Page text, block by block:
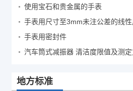
使用宝石和贵金属的手表
手表用尺寸至3mm未注公差的线
手表用密封件
汽车筒式减振器 清洁度限值及测
地方标准